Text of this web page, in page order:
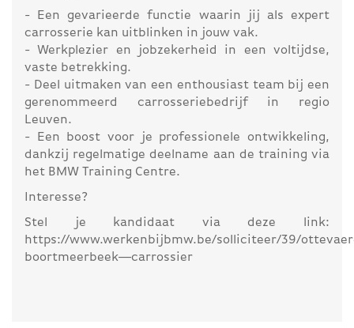
- Een gevarieerde functie waarin jij als expert
carrosserie kan uitblinken in jouw vak.
- Werkplezier en jobzekerheid in een voltijdse,
vaste betrekking.
- Deel uitmaken van een enthousiast team bij een
gerenommeerd carrosseriebedrijf in regio
Leuven.
- Een boost voor je professionele ontwikkeling,
dankzij regelmatige deelname aan de training via
het BMW Training Centre.
Interesse?
Stel je kandidaat via deze link:
https://www.werkenbijbmw.be/solliciteer/39/
boortmeerbeek--carrossier